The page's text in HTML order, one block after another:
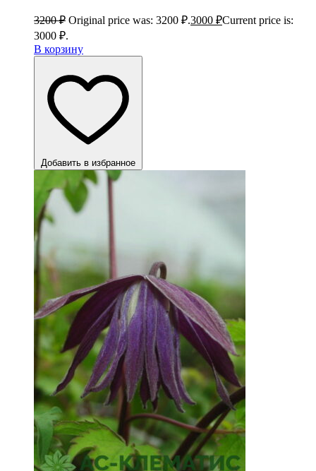
3200₽ Original price was: 3200 ₽.3000 ₽Current price is:
3000 ₽.
В корзину
Добавить в избранное